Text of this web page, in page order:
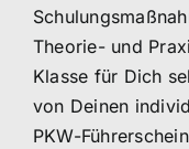
Theorie- und
Klasse für Dich
von Deinen
PKW-